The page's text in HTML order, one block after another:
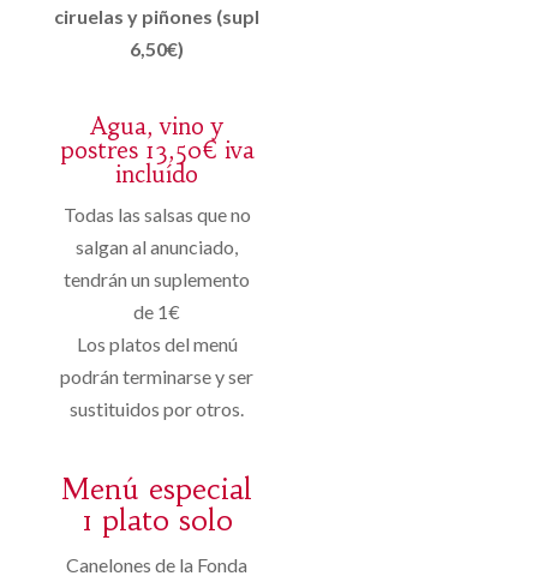
ciruelas y piñones (supl
6,50€)
Agua, vino y
postres 13,50€ iva
incluído
Todas las salsas que no
salgan al anunciado,
tendrán un suplemento
de 1€
Los platos del menú
podrán terminarse y ser
sustituidos por otros.
Menú especial
1 plato solo
Canelones de la Fonda